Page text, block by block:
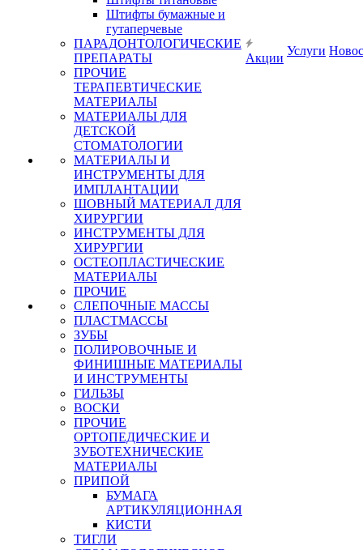
Штифты бумажные и
гутаперчевые
ПАРАДОНТОЛОГИЧЕСКИЕ
ПРЕПАРАТЫ
ПРОЧИЕ
ТЕРАПЕВТИЧЕСКИЕ
МАТЕРИАЛЫ
МАТЕРИАЛЫ ДЛЯ
ДЕТСКОЙ
СТОМАТОЛОГИИ
МАТЕРИАЛЫ И
ИНСТРУМЕНТЫ ДЛЯ
ИМПЛАНТАЦИИ
ШОВНЫЙ МАТЕРИАЛ ДЛЯ
ХИРУРГИИ
ИНСТРУМЕНТЫ ДЛЯ
ХИРУРГИИ
ОСТЕОПЛАСТИЧЕСКИЕ
МАТЕРИАЛЫ
ПРОЧИЕ
СЛЕПОЧНЫЕ МАССЫ
ПЛАСТМАССЫ
ЗУБЫ
ПОЛИРОВОЧНЫЕ И
ФИНИШНЫЕ МАТЕРИАЛЫ
И ИНСТРУМЕНТЫ
ГИЛЬЗЫ
ВОСКИ
ПРОЧИЕ
ОРТОПЕДИЧЕСКИЕ И
ЗУБОТЕХНИЧЕСКИЕ
МАТЕРИАЛЫ
ПРИПОЙ
БУМАГА
АРТИКУЛЯЦИОННАЯ
КИСТИ
ТИГЛИ
Акции
Услуги